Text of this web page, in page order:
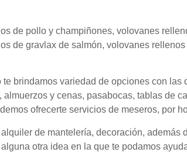
de pollo y champiñones, volovanes
de gravlax de salmón, volovanes
brindamos variedad de opciones con las
y cenas, pasabocas, tablas de
ofrecerte servicios de meseros, por
de mantelería, decoración, además
otra idea en la que te podamos